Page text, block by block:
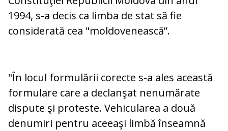
1994, s-a decis ca limba de stat să fie
considerată cea "moldovenească”.
"În locul formulării corecte s-a ales această
formulare care a declanşat nenumărate
dispute şi proteste. Vehicularea a două
denumiri pentru aceeaşi limbă înseamnă